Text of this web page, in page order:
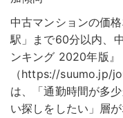
中古マンションの価
駅」まで60分以内、
ンキング 2020年版』
（https://suumo.jp/
は、「通勤時間が多
い探しをしたい」層